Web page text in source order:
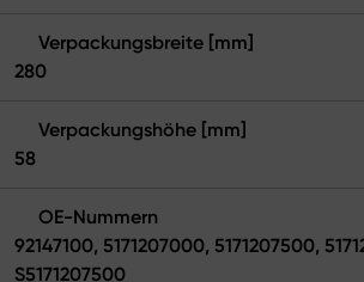
Verpackungsbreite [mm]
280
Verpackungshöhe [mm]
58
OE-Nummern
92147100, 5171207000, 5171207500,
S5171207500